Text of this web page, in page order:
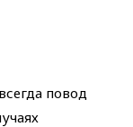
повод